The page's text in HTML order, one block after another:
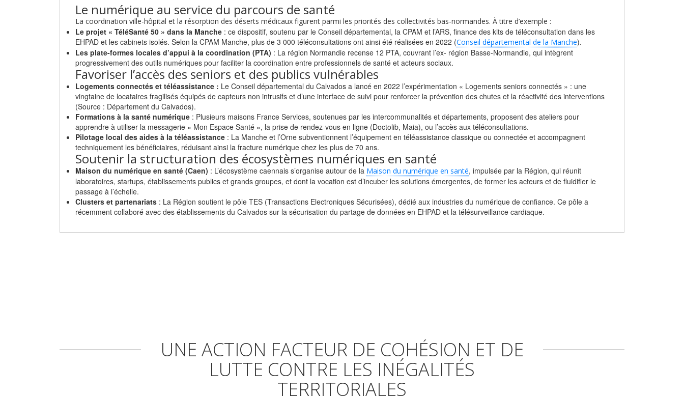
Le numérique au service du parcours de santé
La coordination ville-hôpital et la résorption des déserts médicaux figurent parmi les priorités des collectivités bas-normandes. À titre d’exemple :
Le projet « TéléSanté 50 » dans la Manche : ce dispositif, soutenu par le Conseil départemental, la CPAM et l’ARS, finance des kits de téléconsultation dans les
EHPAD et les cabinets isolés. Selon la CPAM Manche, plus de 3 000 téléconsultations ont ainsi été réalisées en 2022 (Conseil départemental de la Manche).
Les plate-formes locales d’appui à la coordination (PTA) : La région Normandie recense 12 PTA, couvrant l’ex- région Basse-Normandie, qui intègrent
progressivement des outils numériques pour faciliter la coordination entre professionnels de santé et acteurs sociaux.
Favoriser l’accès des seniors et des publics vulnérables
Logements connectés et téléassistance : Le Conseil départemental du Calvados a lancé en 2022 l’expérimentation « Logements seniors connectés » : une
vingtaine de locataires fragilisés équipés de capteurs non intrusifs et d’une interface de suivi pour renforcer la prévention des chutes et la réactivité des interventions
(Source : Département du Calvados).
Formations à la santé numérique : Plusieurs maisons France Services, soutenues par les intercommunalités et départements, proposent des ateliers pour
apprendre à utiliser la messagerie « Mon Espace Santé », la prise de rendez-vous en ligne (Doctolib, Maia), ou l’accès aux téléconsultations.
Pilotage local des aides à la téléassistance : La Manche et l’Orne subventionnent l’équipement en téléassistance classique ou connectée et accompagnent
techniquement les bénéficiaires, réduisant ainsi la fracture numérique chez les plus de 70 ans.
Soutenir la structuration des écosystèmes numériques en santé
Maison du numérique en santé (Caen) : L’écosystème caennais s’organise autour de la Maison du numérique en santé, impulsée par la Région, qui réunit
laboratoires, startups, établissements publics et grands groupes, et dont la vocation est d’incuber les solutions émergentes, de former les acteurs et de fluidifier le
passage à l’échelle.
Clusters et partenariats : La Région soutient le pôle TES (Transactions Electroniques Sécurisées), dédié aux industries du numérique de confiance. Ce pôle a
récemment collaboré avec des établissements du Calvados sur la sécurisation du partage de données en EHPAD et la télésurveillance cardiaque.
UNE ACTION FACTEUR DE COHÉSION ET DE
LUTTE CONTRE LES INÉGALITÉS
TERRITORIALES